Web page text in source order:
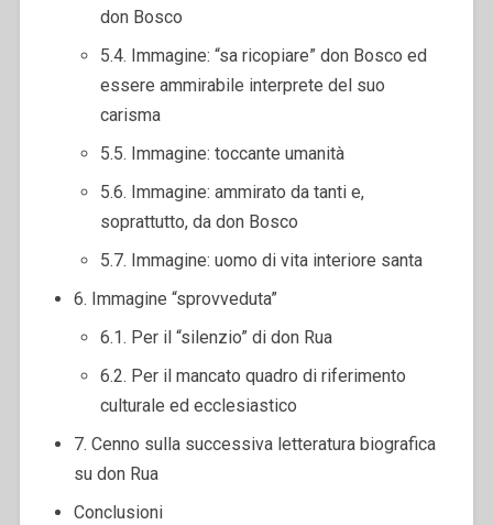
don Bosco
5.4. Immagine: “sa ricopiare” don Bosco ed
essere ammirabile interprete del suo
carisma
5.5. Immagine: toccante umanità
5.6. Immagine: ammirato da tanti e,
soprattutto, da don Bosco
5.7. Immagine: uomo di vita interiore santa
6. Immagine “sprovveduta”
6.1. Per il “silenzio” di don Rua
6.2. Per il mancato quadro di riferimento
culturale ed ecclesiastico
7. Cenno sulla successiva letteratura biografica
su don Rua
Conclusioni